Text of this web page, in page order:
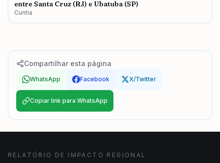
entre Santa Cruz (RJ) e Ubatuba (SP)
Cunha
Compartilhar esta página
WhatsApp Facebook X/Twitter
Copiar link para WhatsApp
RELATÓRIO DE IMPACTO REGIONAL